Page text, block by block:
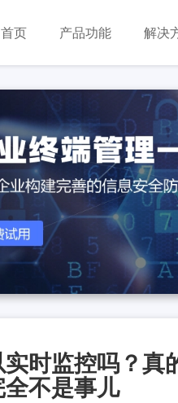
首页 产品功能 解决
实时监控吗？真
不是事儿